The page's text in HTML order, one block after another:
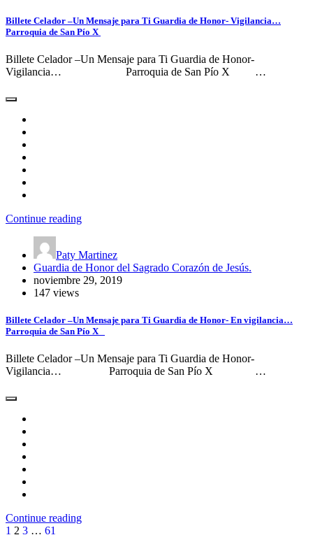
Billete Celador –Un Mensaje para Ti Guardia de Honor- Vigilancia…
Parroquia de San Pío X
Billete Celador –Un Mensaje para Ti Guardia de Honor-
Vigilancia… Parroquia de San Pío X …
Continue reading
Paty Martinez
Guardia de Honor del Sagrado Corazón de Jesús.
noviembre 29, 2019
147 views
Billete Celador –Un Mensaje para Ti Guardia de Honor- En vigilancia…
Parroquia de San Pío X
Billete Celador –Un Mensaje para Ti Guardia de Honor-
Vigilancia… Parroquia de San Pío X …
Continue reading
1 2 3 … 61